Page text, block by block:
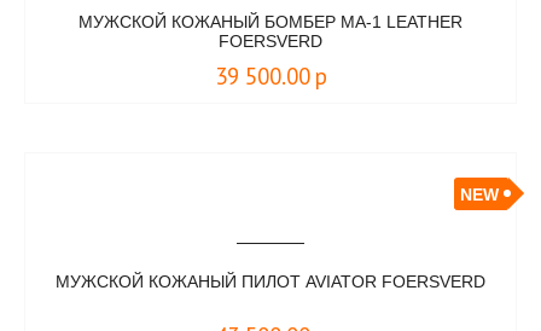
МУЖСКОЙ КОЖАНЫЙ БОМБЕР MA-1 LEATHER
FOERSVERD
39 500.00 р
NEW
МУЖСКОЙ КОЖАНЫЙ ПИЛОТ AVIATOR FOERSVERD